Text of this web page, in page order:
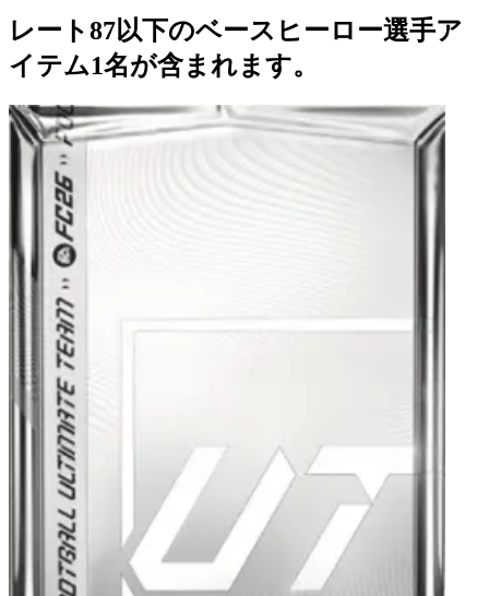
レート87以下のベースヒーロー選手ア
イテム1名が含まれます。